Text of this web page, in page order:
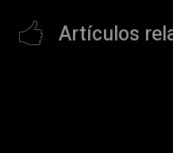
Artículos